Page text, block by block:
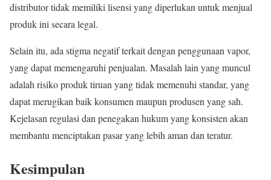
distributor tidak memiliki lisensi yang diperlukan untuk menjual
produk ini secara legal.
Selain itu, ada stigma negatif terkait dengan penggunaan vapor,
yang dapat memengaruhi penjualan. Masalah lain yang muncul
adalah risiko produk tiruan yang tidak memenuhi standar, yang
dapat merugikan baik konsumen maupun produsen yang sah.
Kejelasan regulasi dan penegakan hukum yang konsisten akan
membantu menciptakan pasar yang lebih aman dan teratur.
Kesimpulan